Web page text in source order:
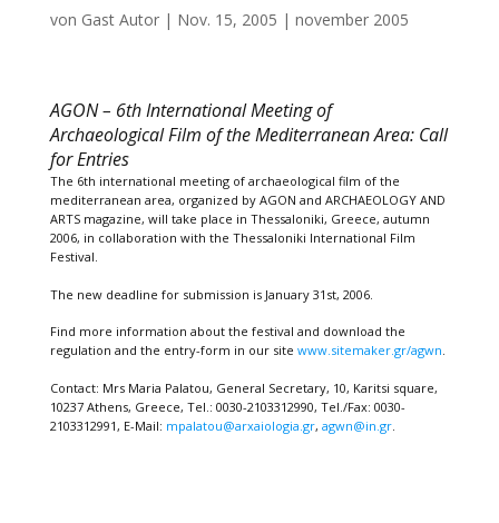
von Gast Autor| Nov. 15, 2005 | november 2005
AGON – 6th International Meeting of
Archaeological Film of the Mediterranean Area: Call
for Entries
The 6th international meeting of archaeological film of the
mediterranean area, organized by AGON and ARCHAEOLOGY AND
ARTS magazine, will take place in Thessaloniki, Greece, autumn
2006, in collaboration with the Thessaloniki International Film
Festival.
The new deadline for submission is January 31st, 2006.
Find more information about the festival and download the
regulation and the entry-form in our site www.sitemaker.gr/agwn.
Contact: Mrs Maria Palatou, General Secretary, 10, Karitsi square,
10237 Athens, Greece, Tel.: 0030-2103312990, Tel./Fax: 0030-
2103312991, E-Mail: mpalatou@arxaiologia.gr, agwn@in.gr.